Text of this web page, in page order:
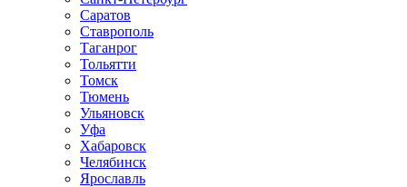
Саратов
Ставрополь
Таганрог
Тольятти
Томск
Тюмень
Ульяновск
Уфа
Хабаровск
Челябинск
Ярославль